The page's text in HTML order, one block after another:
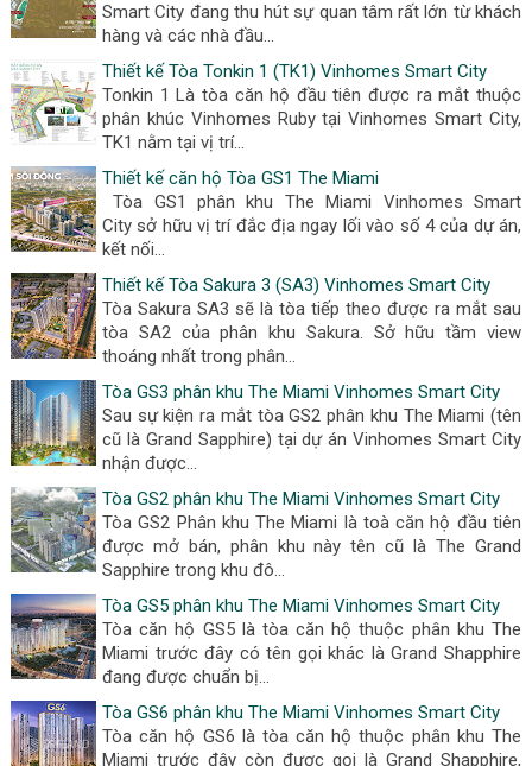
Smart City đang thu hút sự quan tâm rất lớn từ khách
hàng và các nhà đầu...
Thiết kế Tòa Tonkin 1 (TK1) Vinhomes Smart City
Tonkin 1 Là tòa căn hộ đầu tiên được ra mắt thuộc
phân khúc Vinhomes Ruby tại Vinhomes Smart City,
TK1 nằm tại vị trí...
Thiết kế căn hộ Tòa GS1 The Miami
Tòa GS1 phân khu The Miami Vinhomes Smart
City sở hữu vị trí đắc địa ngay lối vào số 4 của dự án,
kết nối...
Thiết kế Tòa Sakura 3 (SA3) Vinhomes Smart City
Tòa Sakura SA3 sẽ là tòa tiếp theo được ra mắt sau
tòa SA2 của phân khu Sakura. Sở hữu tầm view
thoáng nhất trong phân...
Tòa GS3 phân khu The Miami Vinhomes Smart City
Sau sự kiện ra mắt tòa GS2 phân khu The Miami (tên
cũ là Grand Sapphire) tại dự án Vinhomes Smart City
nhận được...
Tòa GS2 phân khu The Miami Vinhomes Smart City
Tòa GS2 Phân khu The Miami là toà căn hộ đầu tiên
được mở bán, phân khu này tên cũ là The Grand
Sapphire trong khu đô...
Tòa GS5 phân khu The Miami Vinhomes Smart City
Tòa căn hộ GS5 là tòa căn hộ thuộc phân khu The
Miami trước đây có tên gọi khác là Grand Shapphire
đang được chuẩn bị...
Tòa GS6 phân khu The Miami Vinhomes Smart City
Tòa căn hộ GS6 là tòa căn hộ thuộc phân khu The
Miami trước đây còn được gọi là Grand Shapphire,